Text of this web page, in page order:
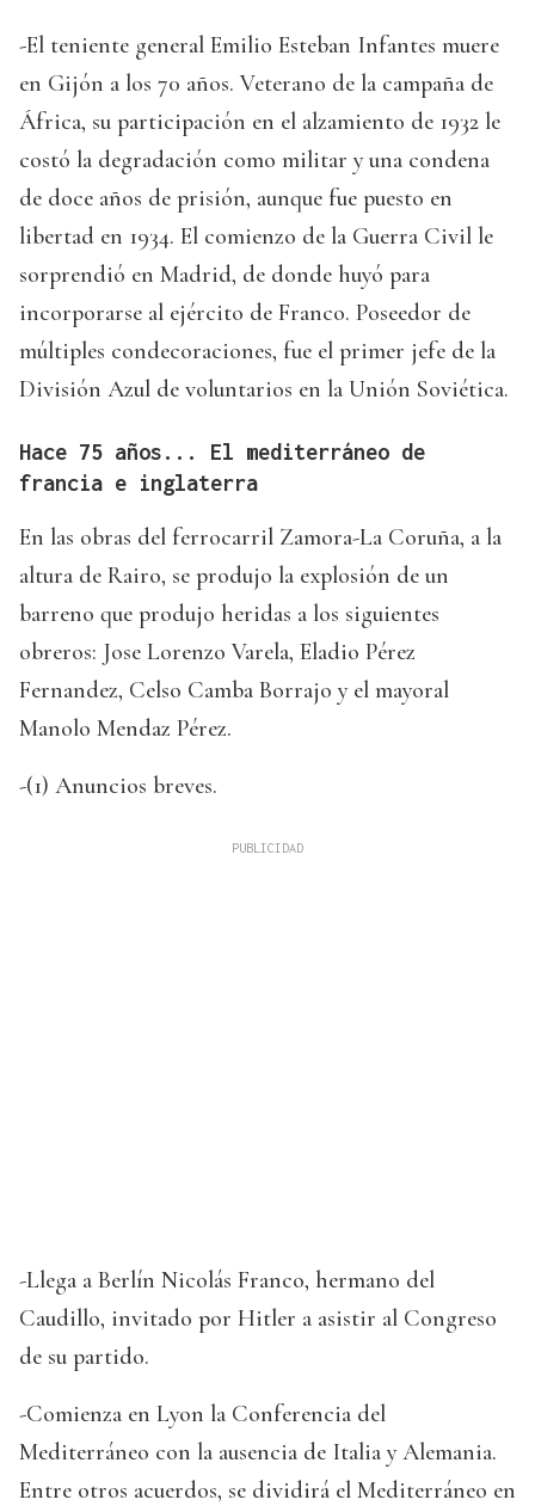
-El teniente general Emilio Esteban Infantes muere
en Gijón a los 70 años. Veterano de la campaña de
África, su participación en el alzamiento de 1932 le
costó la degradación como militar y una condena
de doce años de prisión, aunque fue puesto en
libertad en 1934. El comienzo de la Guerra Civil le
sorprendió en Madrid, de donde huyó para
incorporarse al ejército de Franco. Poseedor de
múltiples condecoraciones, fue el primer jefe de la
División Azul de voluntarios en la Unión Soviética.
Hace 75 años... El mediterráneo de
francia e inglaterra
En las obras del ferrocarril Zamora-La Coruña, a la
altura de Rairo, se produjo la explosión de un
barreno que produjo heridas a los siguientes
obreros: Jose Lorenzo Varela, Eladio Pérez
Fernandez, Celso Camba Borrajo y el mayoral
Manolo Mendaz Pérez.
-(1) Anuncios breves.
-Llega a Berlín Nicolás Franco, hermano del
Caudillo, invitado por Hitler a asistir al Congreso
de su partido.
-Comienza en Lyon la Conferencia del
Mediterráneo con la ausencia de Italia y Alemania.
Entre otros acuerdos, se dividirá el Mediterráneo en